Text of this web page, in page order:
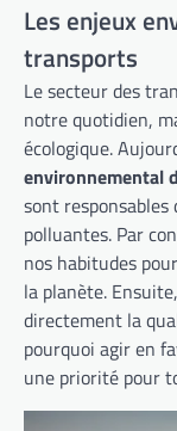
Les enjeux
transports
Le secteur des
notre quotidien,
écologique.
environnemental
sont
polluantes. Par
nos habitudes
la planète.
directement la
pourquoi agir en
une priorité pour